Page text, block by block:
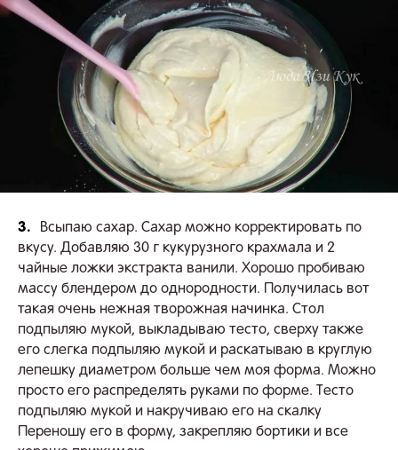
3.
Всыпаю сахар. Сахар можно корректировать по
вкусу. Добавляю 30 г кукурузного крахмала и 2
чайные ложки экстракта ванили. Хорошо пробиваю
массу блендером до однородности. Получилась вот
такая очень нежная творожная начинка. Стол
подпыляю мукой, выкладываю тесто, сверху также
его слегка подпыляю мукой и раскатываю в круглую
лепешку диаметром больше чем моя форма. Можно
просто его распределять руками по форме. Тесто
подпыляю мукой и накручиваю его на скалку
Переношу его в форму, закрепляю бортики и все